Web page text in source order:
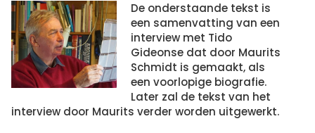
De onderstaande tekst is
een samenvatting van een
interview met Tido
Gideonse dat door Maurits
Schmidt is gemaakt, als
een voorlopige biografie.
Later zal de tekst van het
interview door Maurits verder worden uitgewerkt.